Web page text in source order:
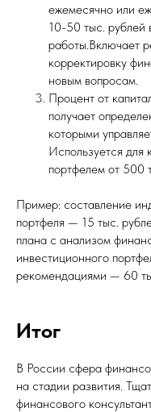
ежемесячно или
10-50 тыс. рублей
работы.Включает
корректировку
новым вопросам.
Процент от
получает
которыми
Используется для
портфелем от 500
Пример: составление
портфеля — 15 тыс.
плана с анализом
инвестиционного
рекомендациями — 60
Итог
В России сфера
на стадии развития.
финансового